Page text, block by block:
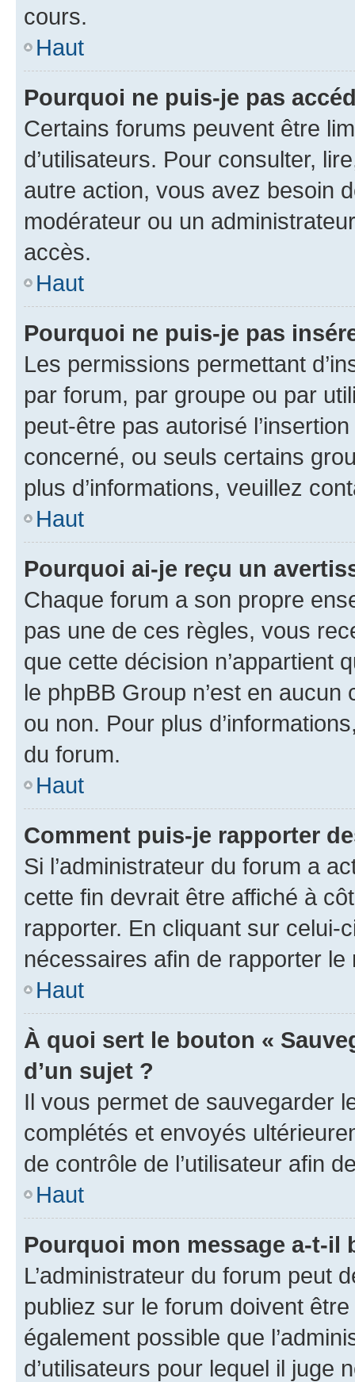
cours.
Haut
Pourquoi ne puis-je pas
Certains forums peuvent être
d’utilisateurs. Pour consulter,
autre action, vous avez besoin
modérateur ou un
accès.
Haut
Pourquoi ne puis-je pas
Les permissions permettant
par forum, par groupe ou par
peut-être pas autorisé
concerné, ou seuls certains
plus d’informations, veuillez
Haut
Pourquoi ai-je reçu un
Chaque forum a son propre
pas une de ces règles, vous
que cette décision n’appartient
le phpBB Group n’est en
ou non. Pour plus
du forum.
Haut
Comment puis-je rapporter
Si l’administrateur du forum a
cette fin devrait être affiché à
rapporter. En cliquant sur
nécessaires afin de rapporter le
Haut
À quoi sert le bouton «
d’un sujet ?
Il vous permet de sauvegarder
complétés et envoyés
de contrôle de l’utilisateur afin
Haut
Pourquoi mon message a-t-il
L’administrateur du forum peut
publiez sur le forum doivent
également possible que
d’utilisateurs pour lequel il juge